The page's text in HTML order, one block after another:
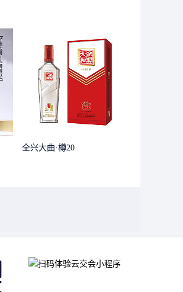
全兴大曲·樽20